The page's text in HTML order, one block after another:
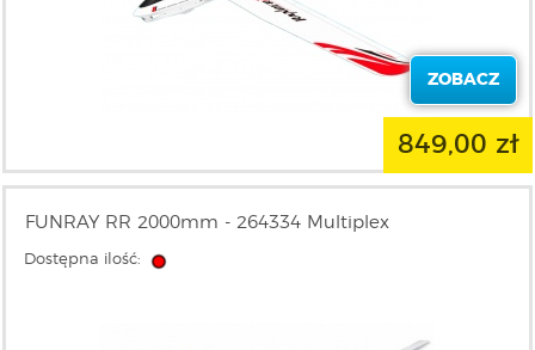
ZOBACZ
849,00 zł
FUNRAY RR 2000mm - 264334 Multiplex
Dostępna ilość: